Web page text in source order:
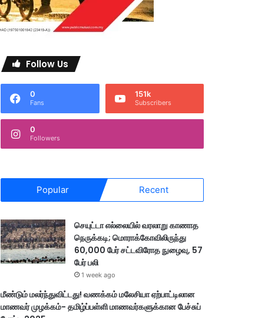
Follow Us
0
Fans
151k
Subscribers
0
Followers
Popular Recent
செயுட்டா எல்லையில் வரலாறு காணாத
நெருக்கடி; மொராக்கோவிலிருந்து
60,000 பேர் சட்டவிரோத நுழைவு, 57
பேர் பலி
1 week ago
மீண்டும் மலர்ந்துவிட்டது! வணக்கம் மலேசியா ஏற்பாட்டிலான
மாணவர் முழக்கம்- தமிழ்ப்பள்ளி மாணவர்களுக்கான பேச்சுப்